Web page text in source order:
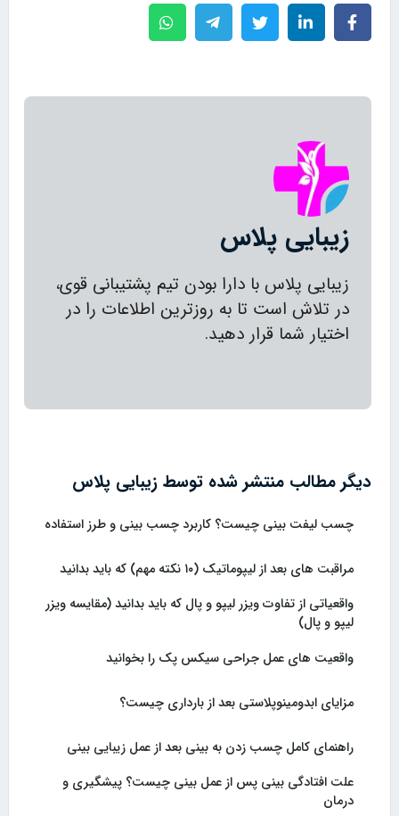
زیبایی پلاس
زیبایی پلاس با دارا بودن تیم پشتیبانی قوی،
در تلاش است تا به روزترین اطلاعات را در
اختیار شما قرار دهید.
دیگر مطالب منتشر شده توسط زیبایی پلاس
چسب لیفت بینی چیست؟ کاربرد چسب بینی و طرز استفاده
مراقبت های بعد از لیپوماتیک (۱۰ نکته مهم) که باید بدانید
واقعیاتی از تفاوت ویزر لیپو و پال که باید بدانید (مقایسه ویزر
لیپو و پال)
واقعیت های عمل جراحی سیکس پک را بخوانید
مزایای ابدومینوپلاستی بعد از بارداری چیست؟
راهنمای کامل چسب زدن به بینی بعد از عمل زیبایی بینی
علت افتادگی بینی پس از عمل بینی چیست؟ پیشگیری و
درمان